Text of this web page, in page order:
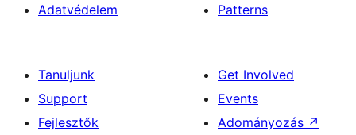
Adatvédelem
Patterns
Tanuljunk
Support
Fejlesztők
Get Involved
Events
Adományozás ↗